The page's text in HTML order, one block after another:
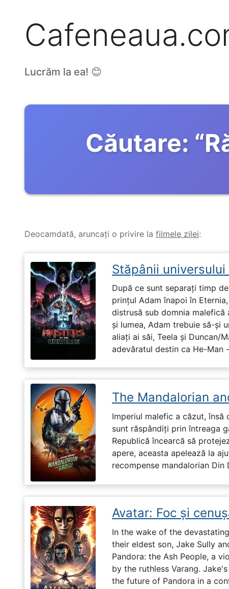
Lucrăm la ea! 😊
Căutare: “
Deocamdată, aruncați o privire la filmele zilei:
Stăpânii
După ce sunt separați timp
prințul Adam înapoi în
distrusă sub domnia malefică
și lumea, Adam trebuie să-și
aliați ai săi, Teela și Duncan/
adevăratul destin ca He-Man
The Mandalorian
Imperiul malefic a căzut,
sunt răspândiți prin întreaga
Republică încearcă să
apere, aceasta apelează la
recompense mandalorian Din
Avatar: Foc și
In the wake of the
their eldest son, Jake Sully
Pandora: the Ash People, a
by the ruthless Varang.
the future of Pandora in a